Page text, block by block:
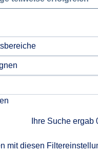
Ihre Suche ergab
mit diesen